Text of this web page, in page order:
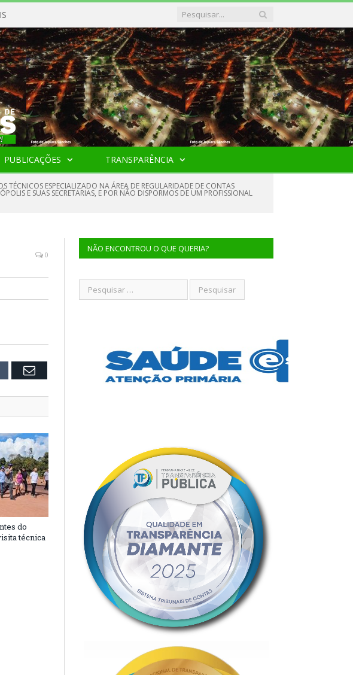
PUBLICAÇÕES TRANSPARÊNCIA
TÉCNICOS ESPECIALIZADO NA ÁREA DE REGULARIDADE DE CONTAS
E SUAS SECRETARIAS, E POR NÃO DISPORMOS DE UM PROFISSIONAL
0
Email
do
técnica
NÃO ENCONTROU O QUE QUERIA?